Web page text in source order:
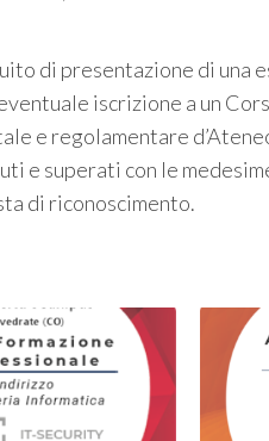
di presentazione di una
iscrizione a un
e regolamentare
e superati con le
di riconoscimento.